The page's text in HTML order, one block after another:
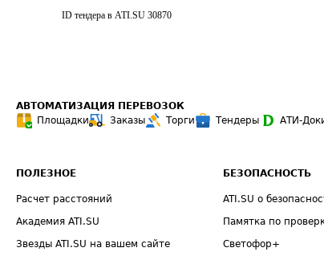
ID тендера в ATI.SU 30870
АВТОМАТИЗАЦИЯ ПЕРЕВОЗОК
Площадки
Заказы Торги Тендеры АТИ-
ПОЛЕЗНОЕ
Расчет расстояний
Академия ATI.SU
Звезды ATI.SU на вашем сайте
БЕЗОПАСНОСТЬ
ATI.SU о
Памятка по
Светофор+